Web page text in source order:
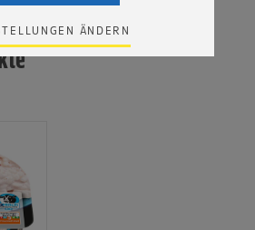
an. Es besteht das
durch US-amerikanische Behörden.
Ihre Daten verarbeiten. Weitere
ÄNDERN